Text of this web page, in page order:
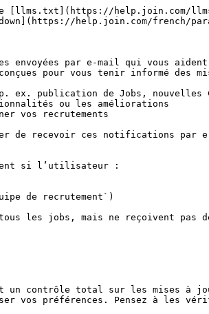
[llms.txt](https://help.join.com/
help.join.com/french/
envoyées par e-mail qui vous
pour vous tenir informé
ex. publication de Jobs, nouvelles
ou les améliorations
vos recrutements
de recevoir ces notifications par
si l’utilisateur :
de recrutement`)
tous les jobs, mais ne reçoivent
un contrôle total sur les mises à
vos préférences. Pensez à les